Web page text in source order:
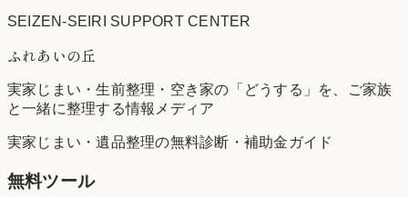
SEIZEN-SEIRI SUPPORT CENTER
ふれあいの丘
実家じまい・生前整理・空き家の「どうする」を、ご家族
と一緒に整理する情報メディア
実家じまい・遺品整理の無料診断・補助金ガイド
無料ツール